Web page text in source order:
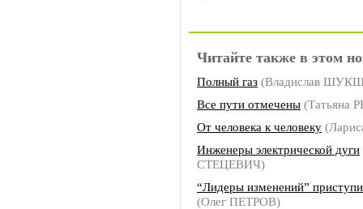
Читайте также в этом
Полный газ (Владислав
Все пути отмечены (Татьяна
От человека к человеку
Инженеры электрической дуги
СТЕЦЕВИЧ)
“Лидеры изменений”
(Олег ПЕТРОВ)